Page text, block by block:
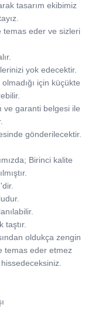
tasarım ekibimiz
temas eder ve sizleri
yok edecektir.
için küçükte
ve garanti belgesi ile
gönderilecektir.
Birinci kalite
taştır.
oldukça zengin
temas eder etmez